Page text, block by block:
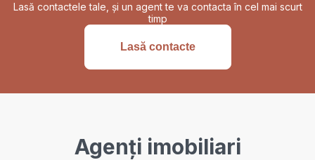
Lasă contactele tale, și un agent te va contacta în cel mai scurt
timp
Lasă contacte
Agenți imobiliari